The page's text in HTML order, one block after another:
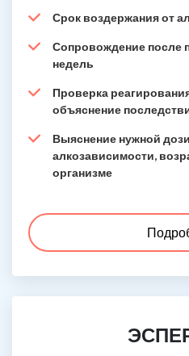
Срок воздержания от
Сопровождение после
недель
Проверка
объяснение
Выяснение нужной
алкозависимости,
организме